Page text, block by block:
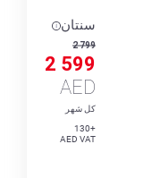
سنتان
2 799
2 599
AED
كل شهر
+130
AED VAT